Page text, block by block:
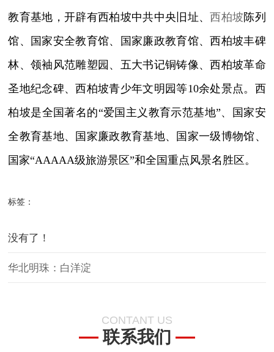
教育基地，开辟有西柏坡中共中央旧址、西柏坡陈列
馆、国家安全教育馆、国家廉政教育馆、西柏坡丰碑
林、领袖风范雕塑园、五大书记铜铸像、西柏坡革命
圣地纪念碑、西柏坡青少年文明园等10余处景点。西
柏坡是全国著名的“爱国主义教育示范基地”、国家安
全教育基地、国家廉政教育基地、国家一级博物馆、
国家“AAAAA级旅游景区”和全国重点风景名胜区。
标签：
没有了！
华北明珠：白洋淀
CONTANT US
联系我们